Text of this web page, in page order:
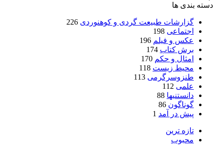
دسته بندی ها
گزارشات طبیعت گردی و کوهنوردی 226
اجتماعی 198
عکس و فیلم 196
برش کتاب 174
امثال و حکم 170
محیط زیست 118
طنزوسرگرمی 113
علمی 112
دانستنیها 88
گوناگون 86
پیش در آمد 1
تازه ترین
محبوب